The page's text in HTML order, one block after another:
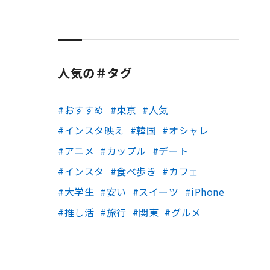
人気の＃タグ
おすすめ 東京
人気
インスタ映え
韓国
オシャレ
アニメ
カップル
デート
インスタ
食べ歩き
カフェ
大学生
安い スイーツ
iPhone
推し活
旅行 関東 グルメ